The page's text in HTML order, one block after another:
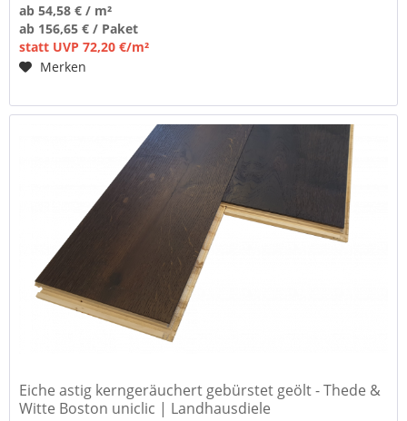
ab 54,58 € / m²
ab 156,65 € / Paket
statt UVP 72,20 €/m²
Merken
Eiche astig kerngeräuchert gebürstet geölt - Thede &
Witte Boston uniclic | Landhausdiele